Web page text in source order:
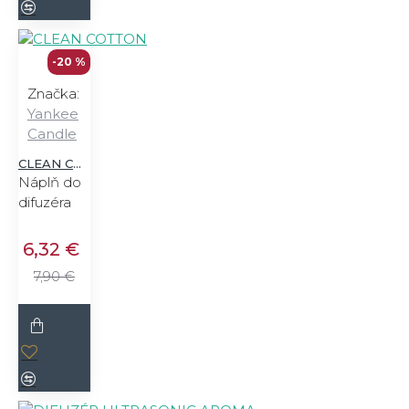
-20 %
Značka:
Yankee
Candle
CLEAN COTTON
Náplň do
difuzéra
6,32 €
7,90 €